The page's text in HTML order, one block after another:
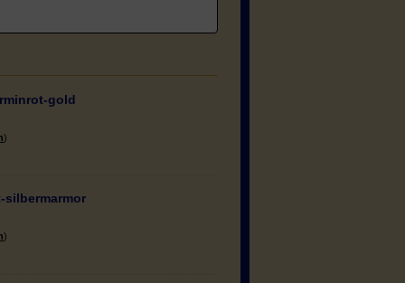
gold
)
silbermarmor
)